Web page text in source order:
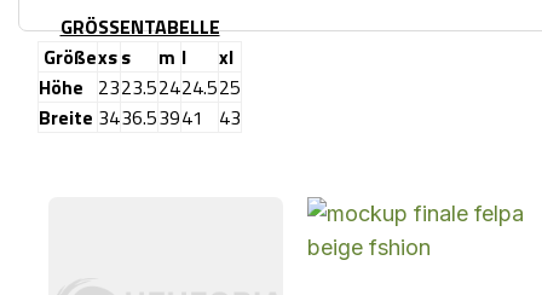
GRÖSSENTABELLE
Größexss m l
xl
Höhe 2323.52424.525
Breite 3436.53941 43